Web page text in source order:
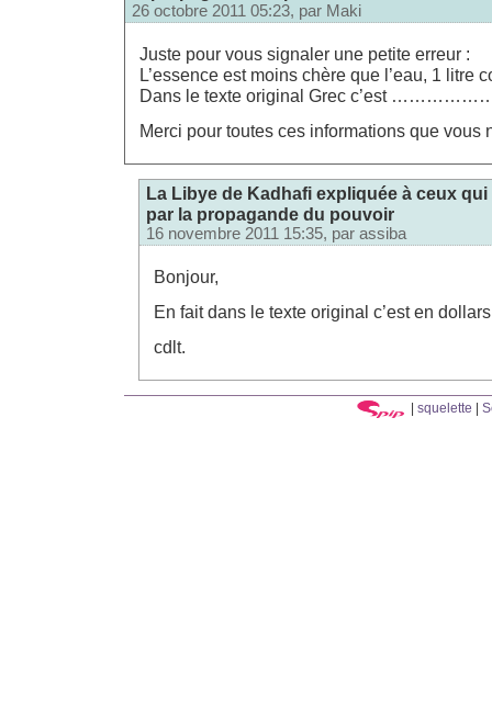
26 octobre 2011 05:23, par Maki
Juste pour vous signaler une petite erreur :
L’essence est moins chère que l’eau, 1
Dans le texte original Grec c’est
Merci pour toutes ces informations que vous
La Libye de Kadhafi expliquée à ceux
par la propagande du pouvoir
16 novembre 2011 15:35, par assiba
Bonjour,
En fait dans le texte original c’est en
cdlt.
squelette